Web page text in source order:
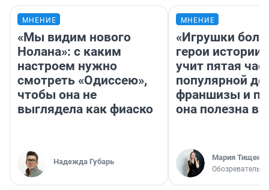
МНЕНИЕ
«Мы видим нового
Нолана»: с каким
настроем нужно
смотреть «Одиссею»,
чтобы она не
выглядела как фиаско
Надежда Губарь
МНЕНИЕ
«Игрушки
герои
учит пятая
популярной
франшизы и
она полезна
Мария Тищенко
Обозреватель